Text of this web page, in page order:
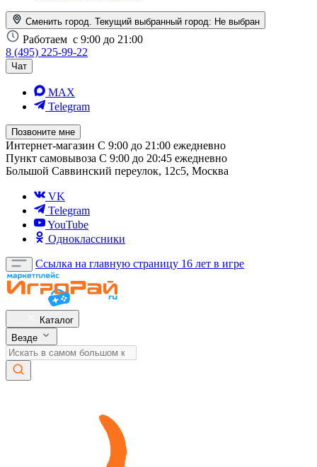
Сменить город. Текущий выбранный город: Не выбран
Работаем с 9:00 до 21:00
8 (495) 225-99-22
Чат
MAX
Telegram
Позвоните мне
Интернет-магазин С 9:00 до 21:00 ежедневно
Пункт самовывоза С 9:00 до 20:45 ежедневно
Большой Саввинский переулок, 12с5, Москва
VK
Telegram
YouTube
Одноклассники
Ссылка на главную страницу 16 лет в игре
Каталог
Везде